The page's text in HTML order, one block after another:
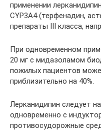
применении
CYP3A4 (терфенадин,
препараты III класса,
При одновременном
20 мг с мидазоламом
пожилых пациентов
приблизительно на 40%.
Лерканидипин следует
одновременно с
противосудорожные